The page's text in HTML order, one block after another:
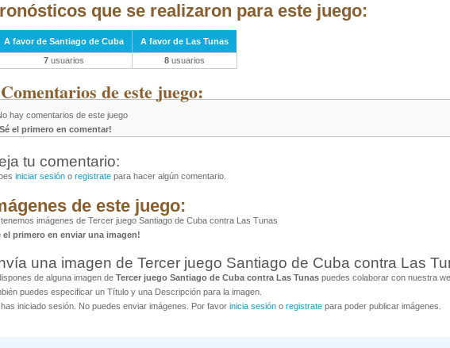
que se realizaron para este juego:
A favor de Santiago de Cuba
A favor de Las Tunas
7 usuarios 8 usuarios
de este juego:
hay comentarios de este juego
el primero en comentar!
tu comentario:
iniciar sesión o registrate para hacer algún comentario.
de este juego:
tenemos imágenes de Tercer juego Santiago de Cuba contra Las Tunas
el primero en enviar una imagen!
una imagen de Tercer juego Santiago de Cuba contra Las
de alguna imagen de Tercer juego Santiago de Cuba contra Las Tunas puedes colaborar con nuestra
puedes especificar un Título y una Descripción para la imagen.
has iniciado sesión. No puedes enviar imágenes. Por favor inicia sesión o registrate para poder publicar imágenes.